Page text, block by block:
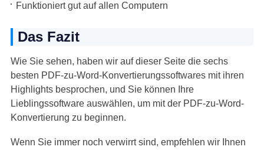
Funktioniert gut auf allen Computern
Das Fazit
Wie Sie sehen, haben wir auf dieser Seite die sechs
besten PDF-zu-Word-Konvertierungssoftwares mit ihren
Highlights besprochen, und Sie können Ihre
Lieblingssoftware auswählen, um mit der PDF-zu-Word-
Konvertierung zu beginnen.
Wenn Sie immer noch verwirrt sind, empfehlen wir Ihnen